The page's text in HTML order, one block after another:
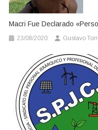
Macri Fue Declarado
23/08/2020 Gustavo